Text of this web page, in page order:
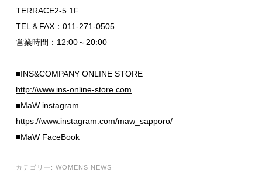
TERRACE2-5 1F
TEL＆FAX：011-271-0505
営業時間：12:00～20:00
■INS&COMPANY ONLINE STORE
http://www.ins-online-store.com
■MaW instagram
https://www.instagram.com/maw_sapporo/
■MaW FaceBook
カテゴリー: WOMENS NEWS